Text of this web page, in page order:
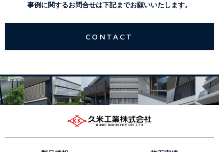
事例に関するお問合せは下記までお願いいたします。
CONTACT